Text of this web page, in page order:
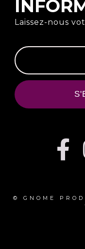
Laissez-nous
© GNOME